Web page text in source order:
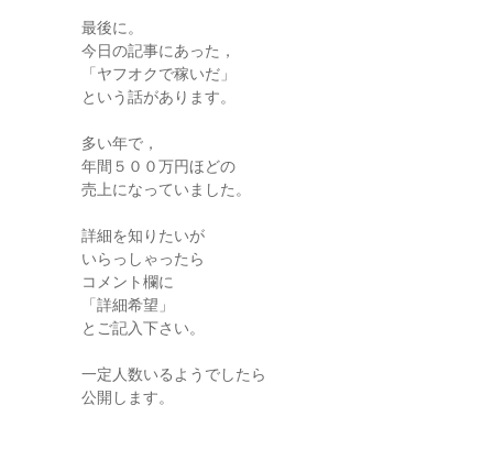
最後に。
今日の記事にあった，
「ヤフオクで稼いだ」
という話があります。
多い年で，
年間５００万円ほどの
売上になっていました。
詳細を知りたいが
いらっしゃったら
コメント欄に
「詳細希望」
とご記入下さい。
一定人数いるようでしたら
公開します。